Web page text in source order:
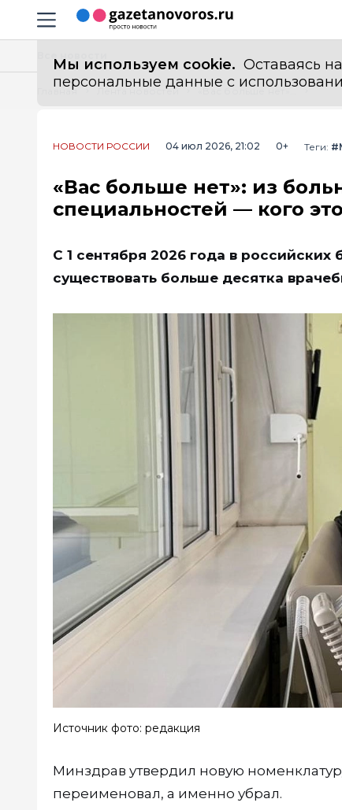
Навигация сайта
Мы используем cookie. Оставаясь
персональные данные с
Главная Лента новостей «Вас больше нет»: из больниц исчезнут 16 врачебных специальностей — кого это коснется и куда идти лечиться
НОВОСТИ РОССИИ 04 июл 2026, 21:02 0+ Теги:
«Вас больше нет»: из
специальностей — кого
С 1 сентября 2026 года в
существовать больше десятка
Источник фото: редакция
Минздрав утвердил новую
переименовал, а именно убрал.